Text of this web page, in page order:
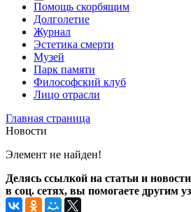
Помощь скорбящим
Долголетие
Журнал
Эстетика смерти
Музей
Парк памяти
Философский клуб
Лицо отрасли
Главная страница
Новости
Элемент не найден!
Делясь ссылкой на статьи и
в соц. сетях, вы помогаете другим